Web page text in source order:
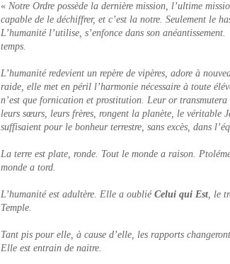
« Notre Ordre possède la dernière mission, l’ultime
capable de le déchiffrer, et c’est la notre. Seulement le
L’humanité l’utilise, s’enfonce dans son
temps.
L’humanité redevient un repère de vipères, adore à
raide, elle met en péril l’harmonie nécessaire à toute
n’est que fornication et prostitution. Leur or
leurs sœurs, leurs frères, rongent la planète, le véritable
suffisaient pour le bonheur terrestre, sans excès, dans
La terre est plate, ronde. Tout le monde a raison.
monde a tord.
L’humanité est adultère. Elle a oublié Celui qui Est, le
Temple.
Tant pis pour elle, à cause d’elle, les rapports
Elle est entrain de naitre.